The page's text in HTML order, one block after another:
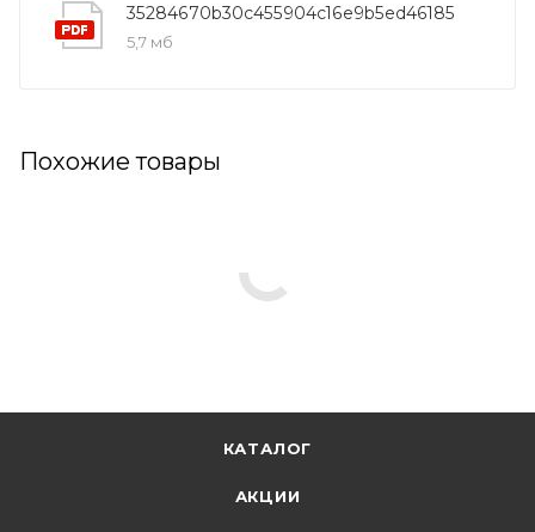
35284670b30c455904c16e9b5ed46185
5,7 мб
Похожие товары
КАТАЛОГ
АКЦИИ